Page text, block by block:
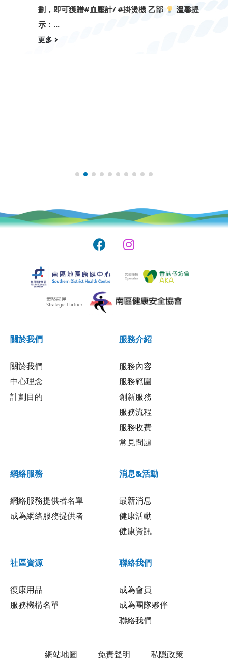
劃，即可獲贈#血壓計/ #掛燙機 乙部
溫馨提
示：...
更多
關於我們
關於我們
中心理念
計劃目的
服務介紹
服務內容
服務範圍
創新服務
服務流程
服務收費
常見問題
網絡服務
網絡服務提供者名單
成為網絡服務提供者
消息&活動
最新消息
健康活動
健康資訊
社區資源
復康用品
服務機構名單
聯絡我們
成為會員
成為團隊夥伴
聯絡我們
網站地圖 免責聲明 私隱政策